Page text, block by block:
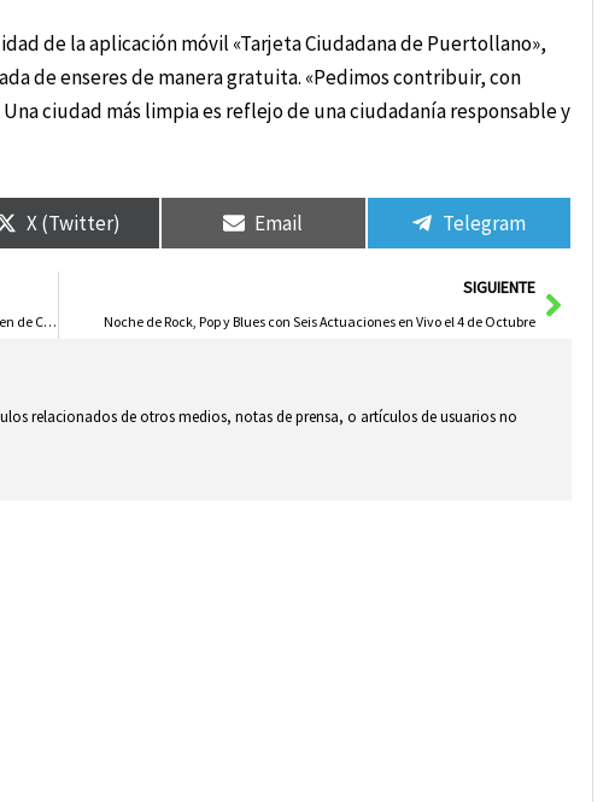
de la aplicación móvil «Tarjeta Ciudadana de Puertollano»,
de enseres de manera gratuita. «Pedimos contribuir, con
ciudad más limpia es reflejo de una ciudadanía responsable y
X (Twitter) Email Telegram
Fiscalía Pide Prisión Permanente Revisable para Autor del Triple Crimen de Chiloeches
SIGUIENTE
Noche de Rock, Pop y Blues con Seis Actuaciones en Vivo el 4 de Octubre
relacionados de otros medios, notas de prensa, o artículos de usuarios no